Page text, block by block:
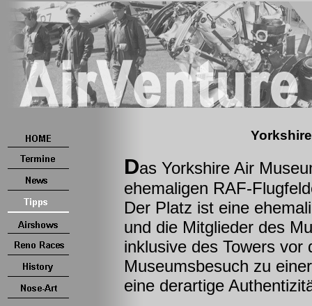
Das Yorkshire Air
ehemaligen RAF-
Der Platz ist eine
und die Mitglieder des
inklusive des Towers
Museumsbesuch zu
eine derartige